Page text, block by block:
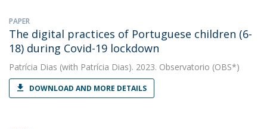
PAPER
The digital practices of Portuguese children (6-
18) during Covid-19 lockdown
Patrícia Dias (with Patrícia Dias). 2023. Observatorio (OBS*)
DOWNLOAD AND MORE DETAILS